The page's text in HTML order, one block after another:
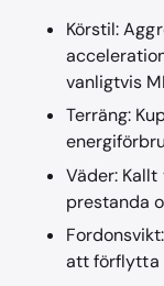
Körstil:
vanligtvis
Terräng:
Väder:
prestanda
att förflytta